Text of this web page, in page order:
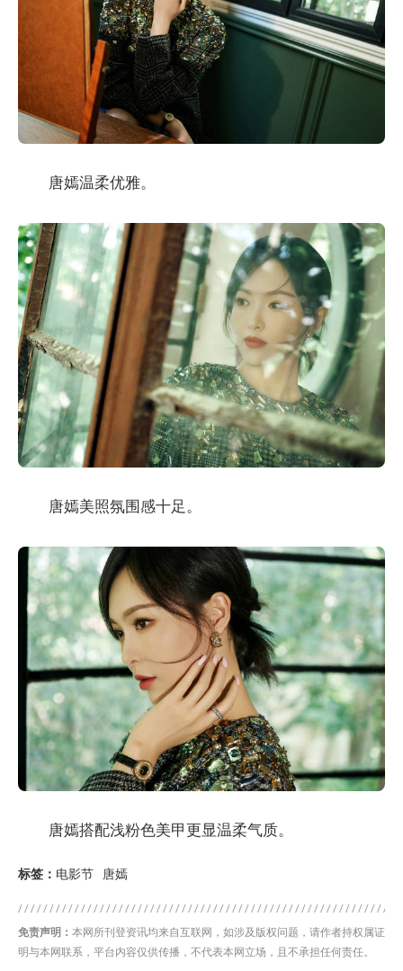
唐嫣温柔优雅。
唐嫣美照氛围感十足。
唐嫣搭配浅粉色美甲更显温柔气质。
标签： 电影节 唐嫣
免责声明： 本网所刊登资讯均来自互联网，如涉及版权问题，请作者持权属证
明与本网联系，平台内容仅供传播，不代表本网立场，且不承担任何责任。